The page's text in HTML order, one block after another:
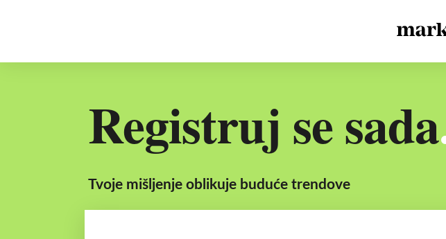
Registruj se sada
Tvoje mišljenje oblikuje buduće trendove